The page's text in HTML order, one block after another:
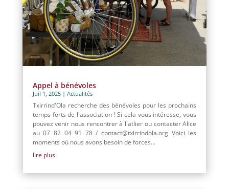
Appel à bénévoles
Juil 1, 2025| Actualités
Txirrind'Ola recherche des bénévoles pour les prochains
temps forts de l'association ! Si cela vous intéresse, vous
pouvez venir nous rencontrer à l'atlier ou contacter Alice
au 07 82 04 91 78 / contact@txirrindola.org Voici les
moments où nous avons besoin de forces...
lire plus